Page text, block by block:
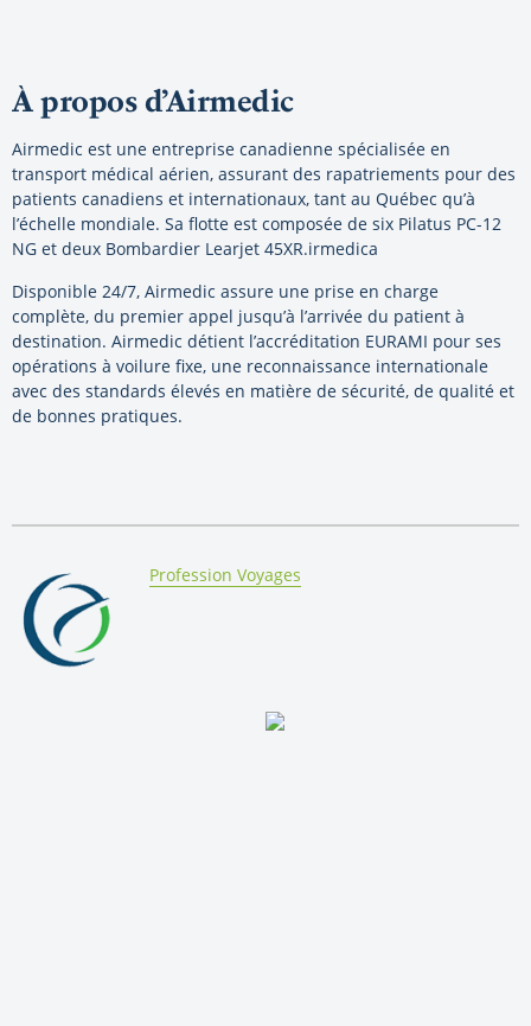
À propos d’Airmedic
Airmedic est une entreprise canadienne spécialisée en
transport médical aérien, assurant des rapatriements pour des
patients canadiens et internationaux, tant au Québec qu’à
l’échelle mondiale. Sa flotte est composée de six Pilatus PC-12
NG et deux Bombardier Learjet 45XR.irmedica
Disponible 24/7, Airmedic assure une prise en charge
complète, du premier appel jusqu’à l’arrivée du patient à
destination. Airmedic détient l’accréditation EURAMI pour ses
opérations à voilure fixe, une reconnaissance internationale
avec des standards élevés en matière de sécurité, de qualité et
de bonnes pratiques.
By:
Profession Voyages